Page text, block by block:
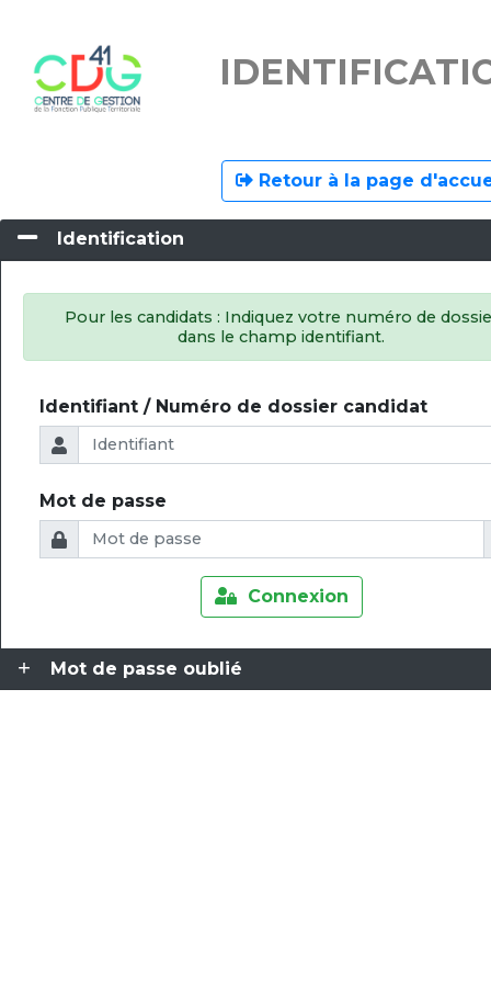
Retour à la page
Identification
Pour les candidats : Indiquez votre numéro de
dans le champ identifiant.
Identifiant / Numéro de dossier candidat
Mot de passe
Connexion
Mot de passe oublié